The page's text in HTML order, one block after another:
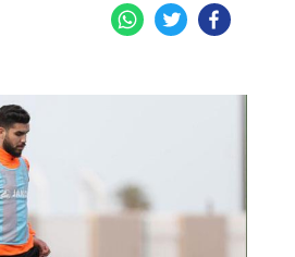
Facebook
Twitter